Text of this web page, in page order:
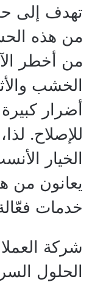
تهدف إلى
من هذه
من أخطر
الخشب
أضرار
للإصلاح.
الخيار
يعانون من
خدمات
شركة
الحلول